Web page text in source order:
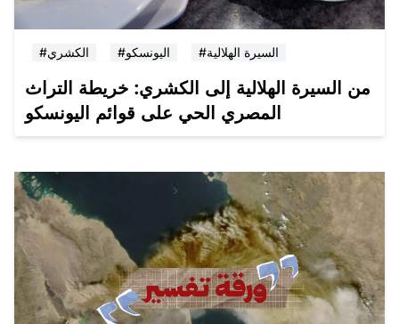
#الكشري #اليونسكو #السيرة الهلالية
من السيرة الهلالية إلى الكشري: خريطة التراث
المصري الحي على قوائم اليونسكو